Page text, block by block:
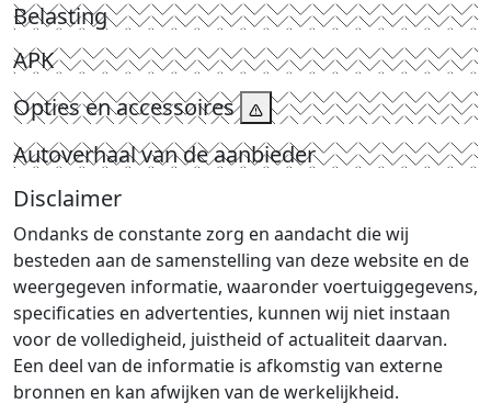
Belasting
APK
Opties en accessoires
Autoverhaal van de aanbieder
Disclaimer
Ondanks de constante zorg en aandacht die wij
besteden aan de samenstelling van deze website en de
weergegeven informatie, waaronder voertuiggegevens,
specificaties en advertenties, kunnen wij niet instaan
voor de volledigheid, juistheid of actualiteit daarvan.
Een deel van de informatie is afkomstig van externe
bronnen en kan afwijken van de werkelijkheid.